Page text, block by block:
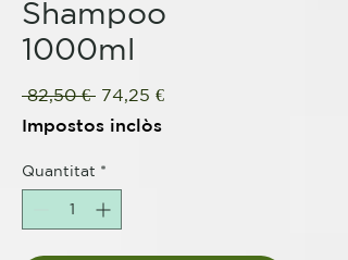
Shampoo
1000ml
82,50 € Preu
normal
74,25 €Preu
Impostos inclòs
Quantitat *